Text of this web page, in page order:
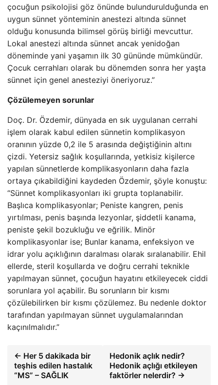
çocuğun psikolojisi göz önünde bulundurulduğunda en
uygun sünnet yönteminin anestezi altında sünnet
olduğu konusunda bilimsel görüş birliği mevcuttur.
Lokal anestezi altında sünnet ancak yenidoğan
döneminde yani yaşamın ilk 30 gününde mümkündür.
Çocuk cerrahları olarak bu dönemden sonra her yaşta
sünnet için genel anesteziyi öneriyoruz.”
Çözülemeyen sorunlar
Doç. Dr. Özdemir, dünyada en sık uygulanan cerrahi
işlem olarak kabul edilen sünnetin komplikasyon
oranının yüzde 0,2 ile 5 arasında değiştiğinin altını
çizdi. Yetersiz sağlık koşullarında, yetkisiz kişilerce
yapılan sünnetlerde komplikasyonların daha fazla
ortaya çıkabildiğini kaydeden Özdemir, şöyle konuştu:
“Sünnet komplikasyonları iki grupta toplanabilir.
Başlıca komplikasyonlar; Peniste kangren, penis
yırtılması, penis başında lezyonlar, şiddetli kanama,
peniste şekil bozukluğu ve eğrilik. Minör
komplikasyonlar ise; Bunlar kanama, enfeksiyon ve
idrar yolu açıklığının daralması olarak sıralanabilir. Ehil
ellerde, steril koşullarda ve doğru cerrahi teknikle
yapılmayan sünnet, çocuğun hayatını etkileyecek ciddi
sorunlara yol açabilir. Bu sorunların bir kısmı
çözülebilirken bir kısmı çözülemez. Bu nedenle doktor
tarafından yapılmayan sünnet uygulamalarından
kaçınılmalıdır.”
← Her 5 dakikada bir
teşhis edilen hastalık
“MS” – SAĞLIK
Hedonik açlık nedir?
Hedonik açlığı etkileyen
faktörler nelerdir? →